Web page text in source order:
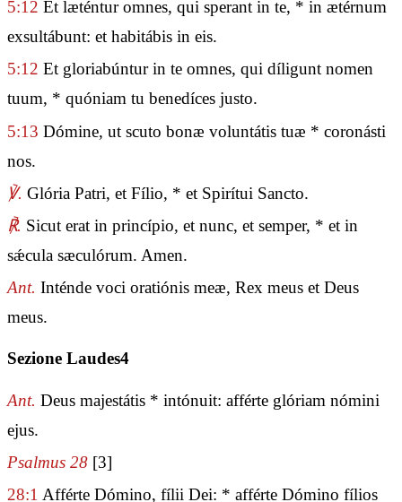
5:12 Et læténtur omnes, qui sperant in te, * in ætérnum
exsultábunt: et habitábis in eis.
5:12 Et gloriabúntur in te omnes, qui díligunt nomen
tuum, * quóniam tu benedíces justo.
5:13 Dómine, ut scuto bonæ voluntátis tuæ * coronásti
nos.
℣. Glória Patri, et Fílio, * et Spirítui Sancto.
℟. Sicut erat in princípio, et nunc, et semper, * et in
sǽcula sæculórum. Amen.
Ant. Inténde voci oratiónis meæ, Rex meus et Deus
meus.
Sezione Laudes4
Ant. Deus majestátis * intónuit: afférte glóriam nómini
ejus.
Psalmus 28 [3]
28:1 Afférte Dómino, fílii Dei: * afférte Dómino fílios